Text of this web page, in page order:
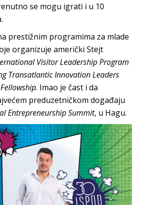
se mogu igrati i u 10
prestižnim programima za mlade
organizuje američki Stejt
Visitor Leadership Program
Transatlantic Innovation Leaders
Fellowship. Imao je čast i da
preduzetničkom događaju
Entrepreneurship Summit, u Hagu.